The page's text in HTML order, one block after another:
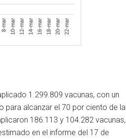
1.299.809 vacunas, con un
para alcanzar el 70 por ciento de la
186.113 y 104.282 vacunas,
en el informe del 17 de